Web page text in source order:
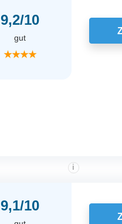
9,2/10
gut
★★★★
9,1/10
i